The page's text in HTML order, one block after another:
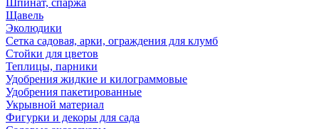
Шпинат, спаржа
Щавель
Эколюдики
Сетка садовая, арки, ограждения для клумб
Стойки для цветов
Теплицы, парники
Удобрения жидкие и килограммовые
Удобрения пакетированные
Укрывной материал
Фигурки и декоры для сада